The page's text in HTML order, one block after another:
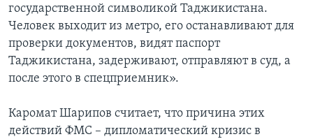
государственной символикой Таджикистана.
Человек выходит из метро, его останавливают для
проверки документов, видят паспорт
Таджикистана, задерживают, отправляют в суд, а
после этого в спецприемник».
Каромат Шарипов считает, что причина этих
действий ФМС – дипломатический кризис в